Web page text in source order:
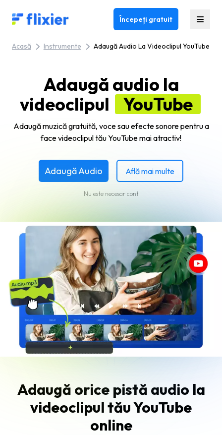
Flixier logo - Home Începeți gratuit
Acasă Instrumente Adaugă Audio La Videoclipul YouTube
Adaugă audio la
videoclipul
YouTube
Adaugă muzică gratuită, voce sau efecte sonore pentru a
face videoclipul tău YouTube mai atractiv!
Adaugă Audio Află mai multe
Nu este necesar cont
Adaugă orice pistă audio la
videoclipul tău YouTube
online